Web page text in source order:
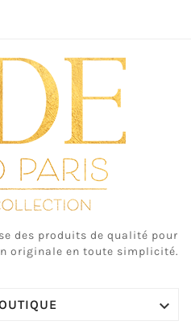
des produits de qualité pour
originale en toute simplicité.
